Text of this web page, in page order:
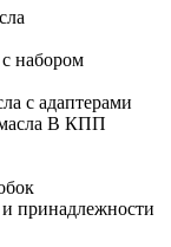
с набором
с адаптерами
В КПП
принадлежности